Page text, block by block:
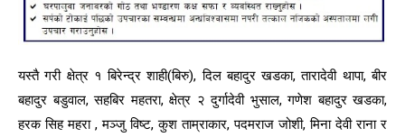
यस्तै गरी क्षेत्र १ बिरेन्द्र शाही(बिरु), दिल बहादुर खडका, तारादेवी थापा, बीर
बहादुर बडुवाल, सहबिर महतरा, क्षेत्र २ दुर्गादेवी भुसाल, गणेश बहादुर खडका,
हरक सिह महरा , मञ्जु विष्ट, कुश ताम्राकार, पदमराज जोशी, मिना देवी राना र